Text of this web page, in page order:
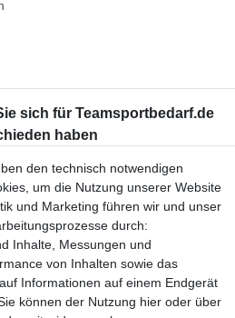
den technisch notwendigen
um die Nutzung unserer Website
und Marketing führen wir und unser
durch:
Inhalte, Messungen und
von Inhalten sowie das
Informationen auf einem Endgerät
können der Nutzung hier oder über